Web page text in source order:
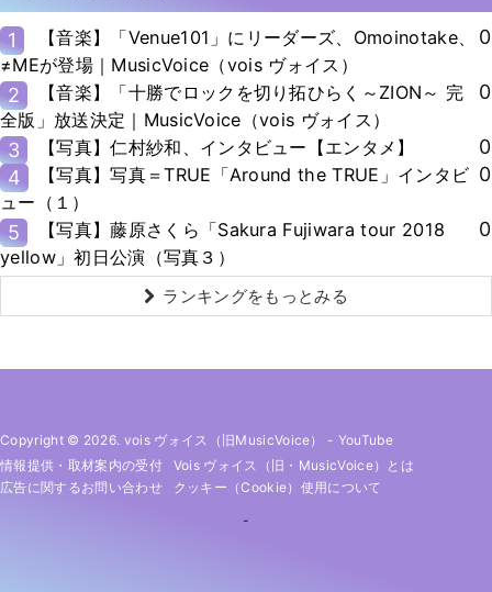
1
【音楽】「Venue101」にリーダーズ、Omoinotake、
≠MEが登場｜MusicVoice（vois ヴォイス）
0
2
【音楽】「十勝でロックを切り拓ひらく～ZION～ 完
全版」放送決定｜MusicVoice（vois ヴォイス）
0
3 【写真】仁村紗和、インタビュー【エンタメ】
0
4
【写真】写真＝TRUE「Around the TRUE」インタビ
ュー（１）
0
5
【写真】藤原さくら「Sakura Fujiwara tour 2018
yellow」初日公演（写真３）
0
ランキングをもっとみる
Copyright © 2026. vois ヴォイス（旧MusicVoice） - YouTube
情報提供・取材案内の受付
Vois ヴォイス（旧・MusicVoice）とは
広告に関するお問い合わせ
クッキー（cookie）使用について
-